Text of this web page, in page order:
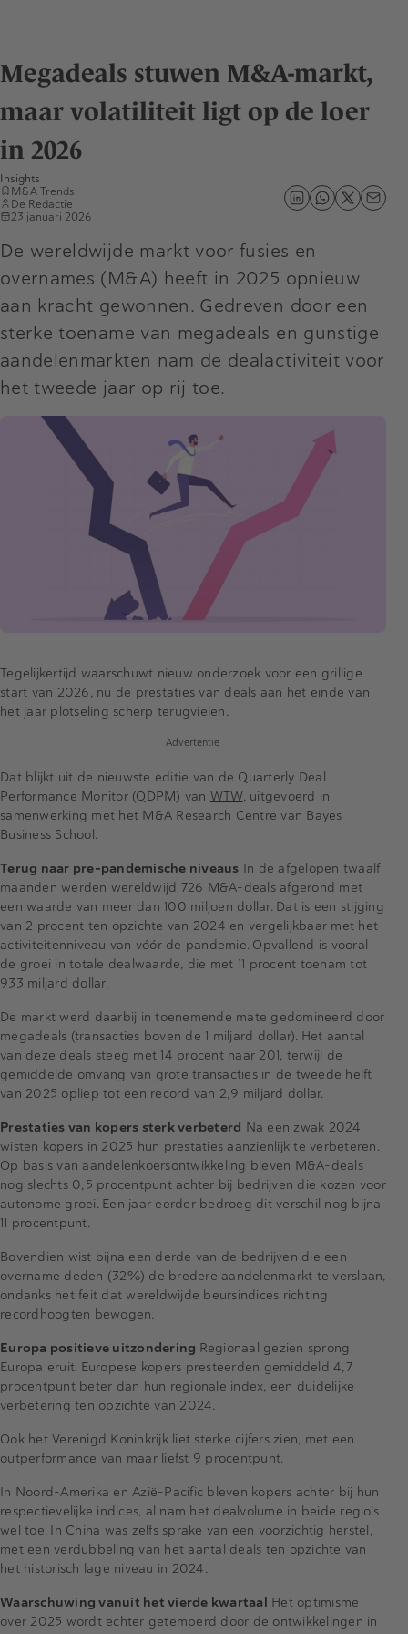
Megadeals stuwen M&A-markt,
maar volatiliteit ligt op de loer
in 2026
Insights
M&A Trends
De Redactie
23 januari 2026
De wereldwijde markt voor fusies en
overnames (M&A) heeft in 2025 opnieuw
aan kracht gewonnen. Gedreven door een
sterke toename van megadeals en gunstige
aandelenmarkten nam de dealactiviteit voor
het tweede jaar op rij toe.
Tegelijkertijd waarschuwt nieuw onderzoek voor een grillige
start van 2026, nu de prestaties van deals aan het einde van
het jaar plotseling scherp terugvielen.
Advertentie
Dat blijkt uit de nieuwste editie van de Quarterly Deal
Performance Monitor (QDPM) van WTW, uitgevoerd in
samenwerking met het M&A Research Centre van Bayes
Business School.
Terug naar pre-pandemische niveaus In de afgelopen twaalf
maanden werden wereldwijd 726 M&A-deals afgerond met
een waarde van meer dan 100 miljoen dollar. Dat is een stijging
van 2 procent ten opzichte van 2024 en vergelijkbaar met het
activiteitenniveau van vóór de pandemie. Opvallend is vooral
de groei in totale dealwaarde, die met 11 procent toenam tot
933 miljard dollar.
De markt werd daarbij in toenemende mate gedomineerd door
megadeals (transacties boven de 1 miljard dollar). Het aantal
van deze deals steeg met 14 procent naar 201, terwijl de
gemiddelde omvang van grote transacties in de tweede helft
van 2025 opliep tot een record van 2,9 miljard dollar.
Prestaties van kopers sterk verbeterd Na een zwak 2024
wisten kopers in 2025 hun prestaties aanzienlijk te verbeteren.
Op basis van aandelenkoersontwikkeling bleven M&A-deals
nog slechts 0,5 procentpunt achter bij bedrijven die kozen voor
autonome groei. Een jaar eerder bedroeg dit verschil nog bijna
11 procentpunt.
Bovendien wist bijna een derde van de bedrijven die een
overname deden (32%) de bredere aandelenmarkt te verslaan,
ondanks het feit dat wereldwijde beursindices richting
recordhoogten bewogen.
Europa positieve uitzondering Regionaal gezien sprong
Europa eruit. Europese kopers presteerden gemiddeld 4,7
procentpunt beter dan hun regionale index, een duidelijke
verbetering ten opzichte van 2024.
Ook het Verenigd Koninkrijk liet sterke cijfers zien, met een
outperformance van maar liefst 9 procentpunt.
In Noord-Amerika en Azië-Pacific bleven kopers achter bij hun
respectievelijke indices, al nam het dealvolume in beide regio’s
wel toe. In China was zelfs sprake van een voorzichtig herstel,
met een verdubbeling van het aantal deals ten opzichte van
het historisch lage niveau in 2024.
Waarschuwing vanuit het vierde kwartaal
Het optimisme
over 2025 wordt echter getemperd door de ontwikkelingen in